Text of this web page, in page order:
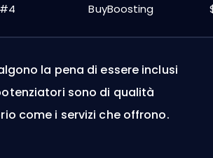
#4 BuyBoosting
la pena di essere inclusi
sono di qualità
come i servizi che offrono.